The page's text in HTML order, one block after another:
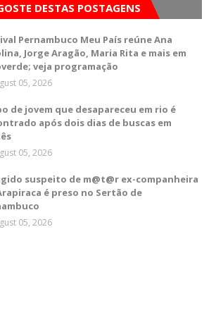
DESTAS POSTAGENS
Pernambuco Meu País reúne Ana
Jorge Aragão, Maria Rita e mais em
veja programação
05, 2026
de jovem que desapareceu em rio é
após dois dias de buscas em
05, 2026
suspeito de m@t@r ex-companheira
é preso no Sertão de
05, 2026